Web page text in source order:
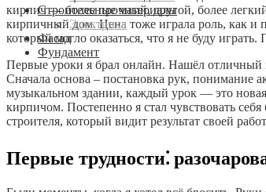
Строительные материалы
Электрика
Фасад
Фундамент
кирпич — более прочный, другой, более
кирпичный дом. Цена тоже играла роль, как и
который могло оказаться, что я не буду
Первые уроки я брал онлайн. Нашёл отличный
Сначала основа – постановка рук,
музыкальном здании, каждый урок — это
кирпичом. Постепенно я стал чувствовать
строителя, который видит результат своей
Первые трудности⁚